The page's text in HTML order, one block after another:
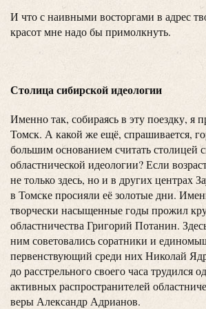
И что с наивными восторгами в адрес
красот мне надо бы примолкнуть.
Столица сибирской идеологии
Именно так, собираясь в эту поездку, я
Томск. А какой же ещё, спрашивается,
большим основанием считать столицей
областнической идеологии? Если
не только здесь, но и в других центрах
в Томске просияли её золотые дни.
творчески насыщенные годы прожил
областничества Григорий Потанин.
ним советовались соратники и
первенствующий среди них Николай
до расстрельного своего часа трудился
активных распространителей
веры Александр Адрианов.